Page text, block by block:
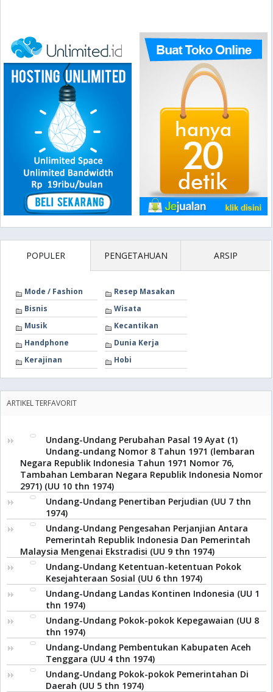
POPULER PENGETAHUAN ARSIP
Mode / Fashion
Resep Masakan
Bisnis
Wisata
Musik
Kecantikan
Handphone
Dunia Kerja
Kerajinan
Hobi
ARTIKEL TERFAVORIT
Undang-Undang Perubahan Pasal 19 Ayat (1)
Undang-undang Nomor 8 Tahun 1971 (lembaran
Negara Republik Indonesia Tahun 1971 Nomor 76,
Tambahan Lembaran Negara Republik Indonesia Nomor
2971) (UU 10 thn 1974)
Undang-Undang Penertiban Perjudian (UU 7 thn
1974)
Undang-Undang Pengesahan Perjanjian Antara
Pemerintah Republik Indonesia Dan Pemerintah
Malaysia Mengenai Ekstradisi (UU 9 thn 1974)
Undang-Undang Ketentuan-ketentuan Pokok
Kesejahteraan Sosial (UU 6 thn 1974)
Undang-Undang Landas Kontinen Indonesia (UU 1
thn 1974)
Undang-Undang Pokok-pokok Kepegawaian (UU 8
thn 1974)
Undang-Undang Pembentukan Kabupaten Aceh
Tenggara (UU 4 thn 1974)
Undang-Undang Pokok-pokok Pemerintahan Di
Daerah (UU 5 thn 1974)